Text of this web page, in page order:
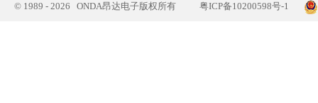
© 1989 - 2026 ONDA昂达电子版权所有 粤ICP备10200598号-1